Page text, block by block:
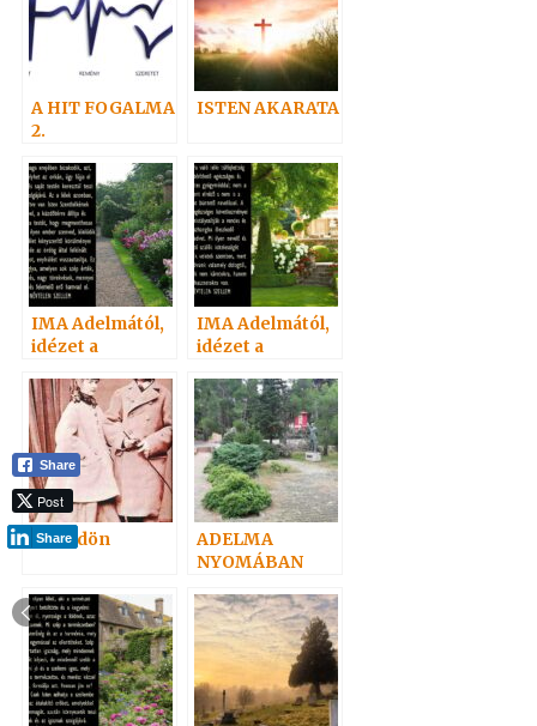
A HIT FOGALMA
2.
ISTEN AKARATA
IMA Adelmától,
idézet a
Szellemtől 31.
IMA Adelmától,
idézet a
Szellemtől 1.
Vay Ödön
ADELMA
NYOMÁBAN
4.
Share
Post
Share